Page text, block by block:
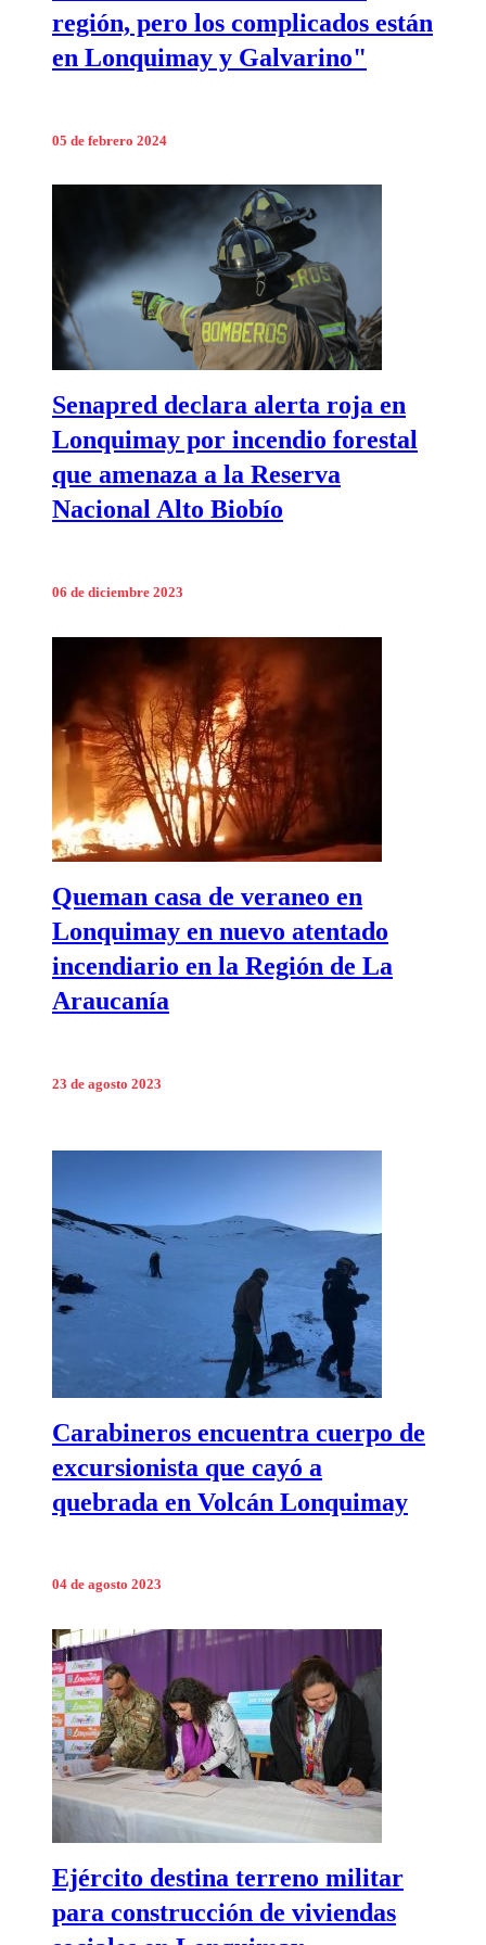
región, pero los complicados están
en Lonquimay y Galvarino"
05 de febrero 2024
Senapred declara alerta roja en
Lonquimay por incendio forestal
que amenaza a la Reserva
Nacional Alto Biobío
06 de diciembre 2023
Queman casa de veraneo en
Lonquimay en nuevo atentado
incendiario en la Región de La
Araucanía
23 de agosto 2023
Carabineros encuentra cuerpo de
excursionista que cayó a
quebrada en Volcán Lonquimay
04 de agosto 2023
Ejército destina terreno militar
para construcción de viviendas